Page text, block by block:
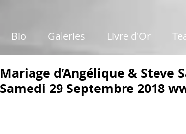
Bio Galeries Livre d'Or
Mariage d’Angélique & Steve
Samedi 29 Septembre 2018